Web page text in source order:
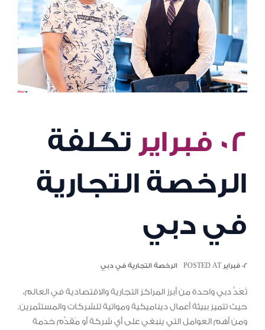
٠٢ فبراير
تكلفة
الرخصة التجارية
في دبي
٠٢ فبراير POSTED AT الرخصة التجارية في دبي
تُعَدُّ دبي واحدة من أبرز المراكز التجارية والاقتصادية في العالم،
حيث تتميز ببيئة أعمال ديناميكية ومواتية للشركات والمستثمرين.
ومن أهم العوامل التي ينبغي على أي شركة أو مُقَدِّم خدمة